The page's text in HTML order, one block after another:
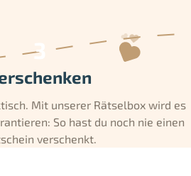
Mit unserer Rätselbox wird es
So hast du noch nie einen
verschenkt.